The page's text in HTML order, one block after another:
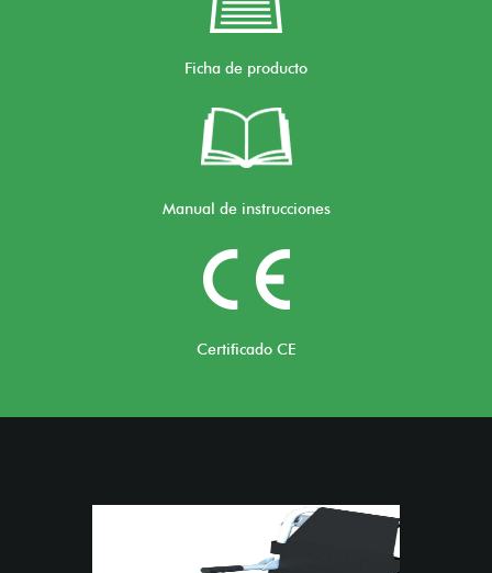
Ficha de producto
Manual de instrucciones
Certificado CE